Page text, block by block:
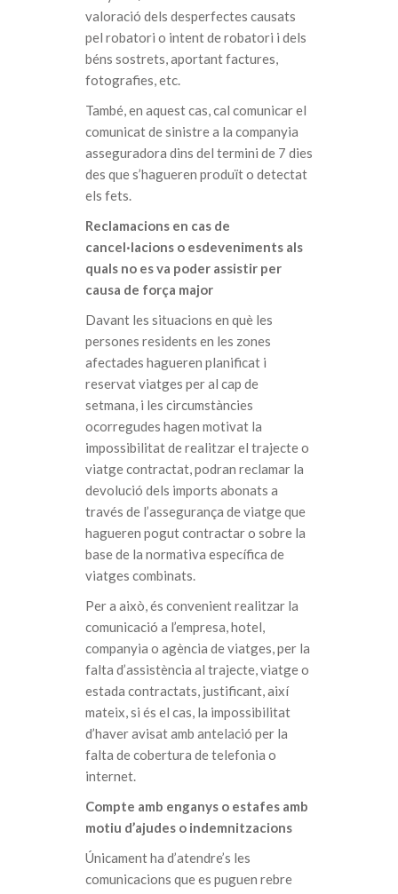
valoració dels desperfectes causats
pel robatori o intent de robatori i dels
béns sostrets, aportant factures,
fotografies, etc.
També, en aquest cas, cal comunicar el
comunicat de sinistre a la companyia
asseguradora dins del termini de 7 dies
des que s’hagueren produït o detectat
els fets.
Reclamacions en cas de
cancel·lacions o esdeveniments als
quals no es va poder assistir per
causa de força major
Davant les situacions en què les
persones residents en les zones
afectades hagueren planificat i
reservat viatges per al cap de
setmana, i les circumstàncies
ocorregudes hagen motivat la
impossibilitat de realitzar el trajecte o
viatge contractat, podran reclamar la
devolució dels imports abonats a
través de l’assegurança de viatge que
hagueren pogut contractar o sobre la
base de la normativa específica de
viatges combinats.
Per a això, és convenient realitzar la
comunicació a l’empresa, hotel,
companyia o agència de viatges, per la
falta d’assistència al trajecte, viatge o
estada contractats, justificant, així
mateix, si és el cas, la impossibilitat
d’haver avisat amb antelació per la
falta de cobertura de telefonia o
internet.
Compte amb enganys o estafes amb
motiu d’ajudes o indemnitzacions
Únicament ha d’atendre’s les
comunicacions que es puguen rebre